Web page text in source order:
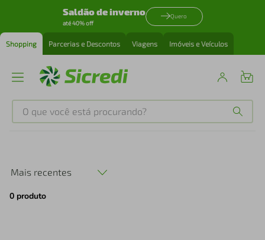
Saldão de inverno
até 40% off
Quero
Shopping Parcerias e Descontos Viagens Imóveis e Veículos
O que você está procurando?
Mais recentes
0 produto
2º